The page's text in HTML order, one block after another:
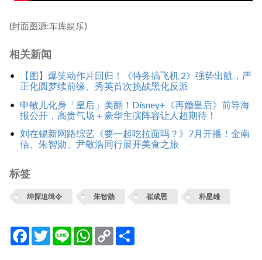
(封面图源:车库娱乐)
相关新闻
【图】爆笑动作片回归！《特务搞飞机 2》强势出航，严
正化圆梦续前缘、秀英首次挑战黑化反派
申敏儿化身「皇后」美翻！Disney+《再婚皇后》前导海
报公开，高贵气场＋豪华主演阵容让人超期待！
刘在锡新网路综艺《要一起吃拉面吗？》7月开播！金南
佶、朱智勋、尹敬浩同行展开美食之旅
标签
绅探追缉令 朱智勋 崔成恩 朴星雄
Facebook
TwitterLine WhatsApp
Copy
Link